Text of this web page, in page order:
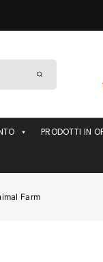
PRODOTTI IN
Farm